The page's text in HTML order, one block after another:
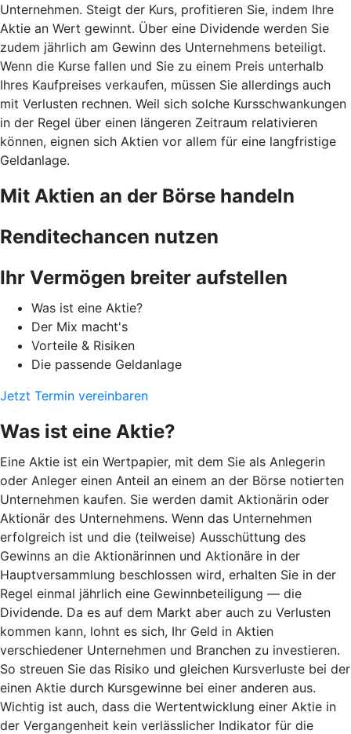
Unternehmen. Steigt der Kurs, profitieren Sie, indem Ihre
Aktie an Wert gewinnt. Über eine Dividende werden Sie
zudem jährlich am Gewinn des Unternehmens beteiligt.
Wenn die Kurse fallen und Sie zu einem Preis unterhalb
Ihres Kaufpreises verkaufen, müssen Sie allerdings auch
mit Verlusten rechnen. Weil sich solche Kursschwankungen
in der Regel über einen längeren Zeitraum relativieren
können, eignen sich Aktien vor allem für eine langfristige
Geldanlage.
Mit Aktien an der Börse handeln
Renditechancen nutzen
Ihr Vermögen breiter aufstellen
Was ist eine Aktie?
Der Mix macht's
Vorteile & Risiken
Die passende Geldanlage
Jetzt Termin vereinbaren
Was ist eine Aktie?
Eine Aktie ist ein Wertpapier, mit dem Sie als Anlegerin
oder Anleger einen Anteil an einem an der Börse notierten
Unternehmen kaufen. Sie werden damit Aktionärin oder
Aktionär des Unternehmens. Wenn das Unternehmen
erfolgreich ist und die (teilweise) Ausschüttung des
Gewinns an die Aktionärinnen und Aktionäre in der
Hauptversammlung beschlossen wird, erhalten Sie in der
Regel einmal jährlich eine Gewinnbeteiligung — die
Dividende. Da es auf dem Markt aber auch zu Verlusten
kommen kann, lohnt es sich, Ihr Geld in Aktien
verschiedener Unternehmen und Branchen zu investieren.
So streuen Sie das Risiko und gleichen Kursverluste bei der
einen Aktie durch Kursgewinne bei einer anderen aus.
Wichtig ist auch, dass die Wertentwicklung einer Aktie in
der Vergangenheit kein verlässlicher Indikator für die